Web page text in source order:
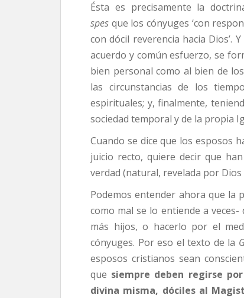
Ésta es precisamente la
spes que los cónyuges ‘con
con dócil reverencia hacia Dios’.
acuerdo y común esfuerzo, se
bien personal como al bien de
las circunstancias de los
espirituales; y, finalmente,
sociedad temporal y de la propia
Cuando se dice que los esposos
juicio recto, quiere decir que
verdad (natural, revelada por
Podemos entender ahora que la
como mal se lo entiende a
más hijos, o hacerlo por el
cónyuges. Por eso el texto de la
esposos cristianos sean
que siempre deben regirse
divina misma, dóciles al